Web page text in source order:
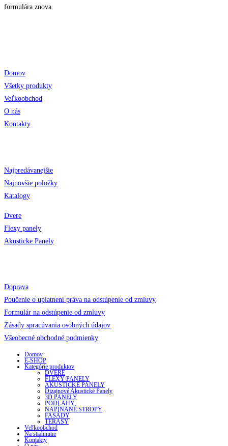
formulára znova.
Domov
Všetky produkty
Veľkoobchod
O nás
Kontakty
Najpredávanejšie
Najnovšie položky
Katalogy
Dvere
Flexy panely
Akusticke Panely
Doprava
Poučenie o uplatnení práva na odstúpenie od zmluvy
Formulár na odstúpenie od zmluvy
Zásady spracúvania osobných údajov
Všeobecné obchodné podmienky
Domov
E-SHOP
Kategórie produktov
DVERE
FLEXY PANELY
AKUSTICKÉ PANELY
Dizajnové Akustické Panely
3D PANELY
PODLAHY
NAPÍNANÉ STROPY
FASÁDY
TERASY
Veľkoobchod
Na stiahnutie
Kontakty